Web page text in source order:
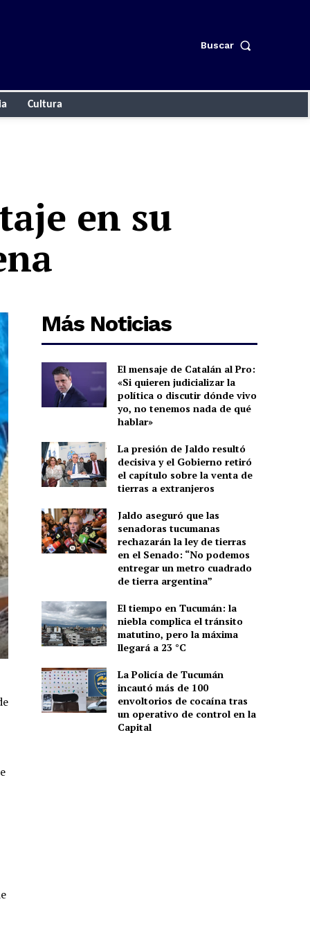
Buscar
Cultura
en su
Más Noticias
El mensaje de Catalán al Pro:
«Si quieren judicializar la
política o discutir dónde vivo
yo, no tenemos nada de qué
hablar»
La presión de Jaldo resultó
decisiva y el Gobierno retiró
el capítulo sobre la venta de
tierras a extranjeros
Jaldo aseguró que las
senadoras tucumanas
rechazarán la ley de tierras
en el Senado: “No podemos
entregar un metro cuadrado
de tierra argentina”
El tiempo en Tucumán: la
niebla complica el tránsito
matutino, pero la máxima
llegará a 23 °C
La Policía de Tucumán
incautó más de 100
envoltorios de cocaína tras
un operativo de control en la
Capital